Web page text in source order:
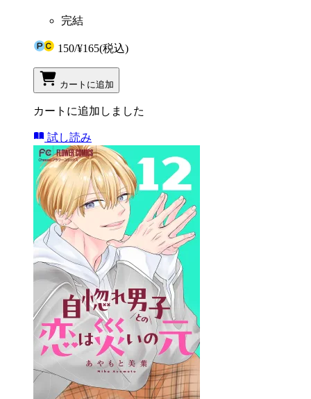
完結
150/¥165(税込)
カートに追加
カートに追加しました
試し読み